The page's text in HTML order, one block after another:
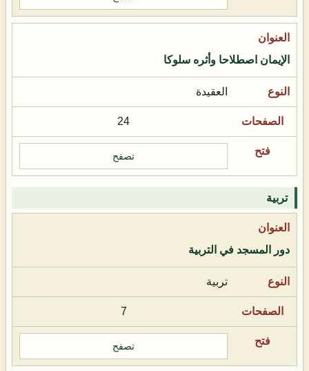
الإيمان اصطلاحا وأثره سلوكا
العقيدة
24
تصفح
تربية
دور المسجد في التربية
تربية
7
تصفح